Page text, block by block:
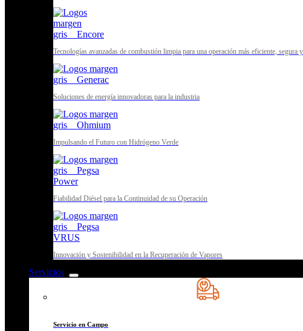
Tecnologías avanzadas de combustión limpia para una operación más eficiente, segura
Soluciones de energía innovadoras para la industria
Impulsando el Futuro con Hidrógeno Verde
Fiabilidad Diésel para la Continuidad de su Operación
Innovación y Sostenibilidad en la Recuperación de Vapores
Servicios
Servicio en Campo